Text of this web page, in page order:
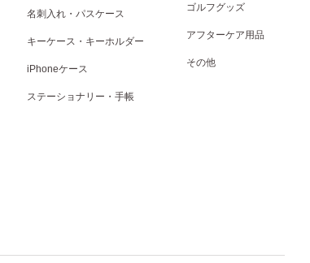
名刺入れ・パスケース
キーケース・キーホルダー
iPhoneケース
ステーショナリー・手帳
ゴルフグッズ
アフターケア用品
その他